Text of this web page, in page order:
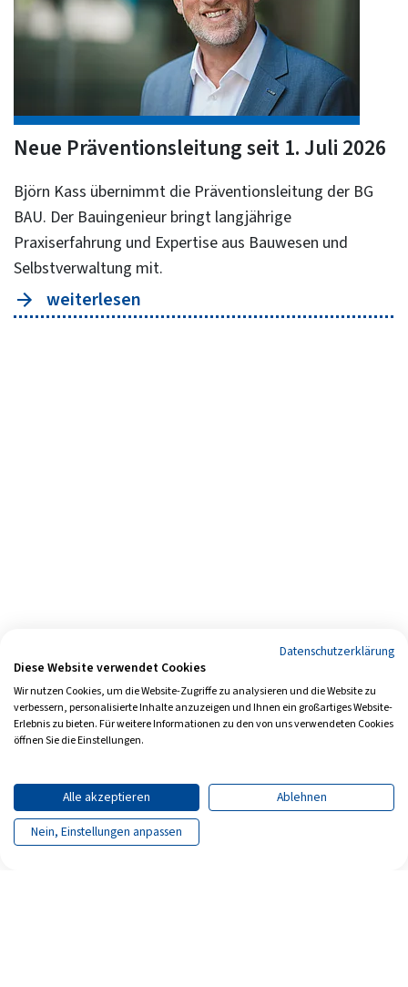
Neue Präventionsleitung seit 1. Juli 2026
Björn Kass übernimmt die Präventionsleitung der BG
BAU. Der Bauingenieur bringt langjährige
Praxiserfahrung und Expertise aus Bauwesen und
Selbstverwaltung mit.
weiterlesen
Datenschutzerklärung
Diese Website verwendet Cookies
Wir nutzen Cookies, um die Website-Zugriffe zu analysieren und die Website zu
verbessern, personalisierte Inhalte anzuzeigen und Ihnen ein großartiges Website-
Erlebnis zu bieten. Für weitere Informationen zu den von uns verwendeten Cookies
öffnen Sie die Einstellungen.
Alle akzeptieren
Ablehnen
Nein, Einstellungen anpassen